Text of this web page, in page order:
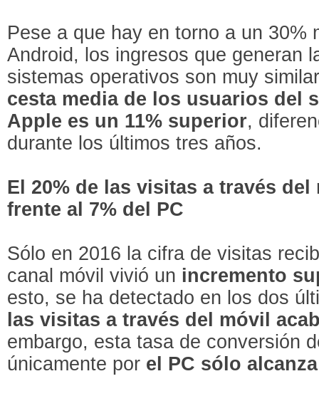
Pese a que hay en torno a un 30%
Android, los ingresos que generan
sistemas operativos son muy
cesta media de los usuarios del
Apple es un 11% superior,
durante los últimos tres años.
El 20% de las visitas a través
frente al 7% del PC
Sólo en 2016 la cifra de visitas
canal móvil vivió un incremento
esto, se ha detectado en los dos
las visitas a través del móvil
embargo, esta tasa de conversión
únicamente por el PC sólo